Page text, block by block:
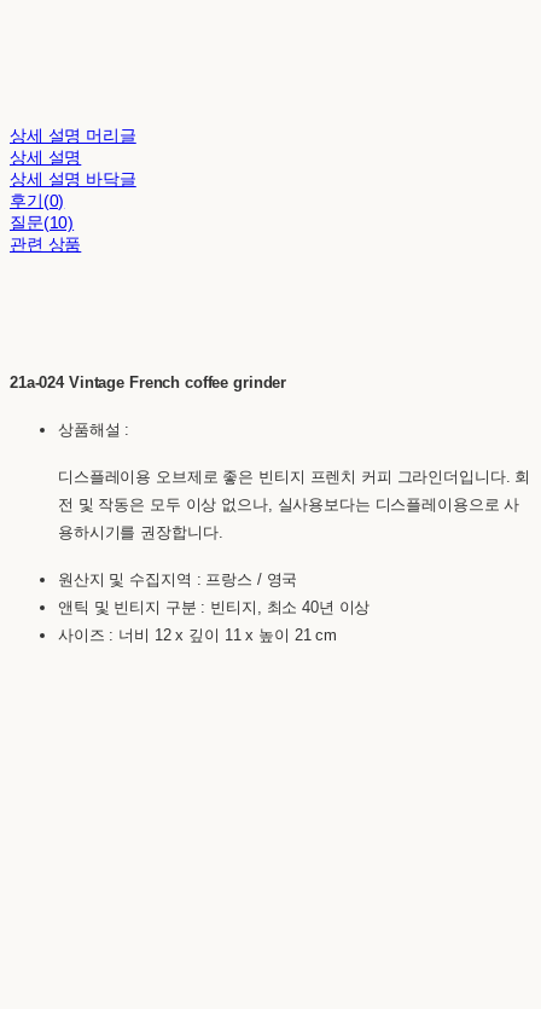
상세 설명 머리글
상세 설명
상세 설명 바닥글
후기(0)
질문(10)
관련 상품
21a-024 Vintage French coffee grinder
상품해설 :
디스플레이용 오브제로 좋은 빈티지 프렌치 커피 그라인더입니다. 회
전 및 작동은 모두 이상 없으나, 실사용보다는 디스플레이용으로 사
용하시기를 권장합니다.
원산지 및 수집지역 : 프랑스 / 영국
앤틱 및 빈티지 구분 : 빈티지, 최소 40년 이상
사이즈 : 너비 12 x 깊이 11 x 높이 21 cm